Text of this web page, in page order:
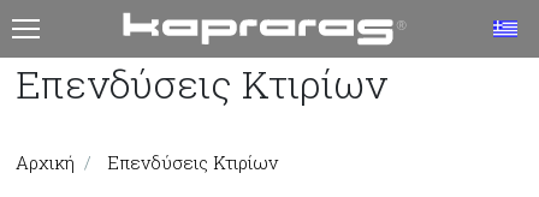
Επενδύσεις Κτιρίων
Αρχική Επενδύσεις Κτιρίων